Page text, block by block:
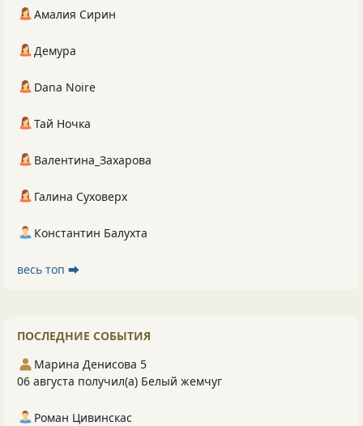
Амалия Сирин
Демура
Dana Noire
Тай Ночка
Валентина_Захарова
Галина Суховерх
Константин Балухта
весь топ ⮕
ПОСЛЕДНИЕ СОБЫТИЯ
Марина Денисова 5
06 августа получил(а) Белый жемчуг
Роман Цивинскас